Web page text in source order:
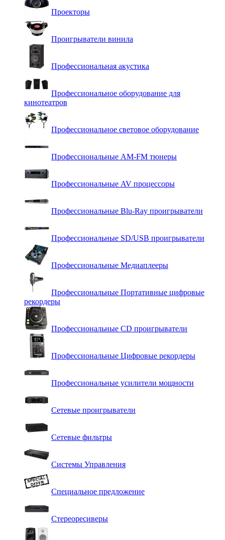
Проекторы
Проигрыватели винила
Профессиональная акустика
Профессиональное оборудование для
кинотеатров
Профессиональное световое оборудование
Профессиональные AM-FM тюнеры
Профессиональные AV процессоры
Профессиональные Blu-Ray проигрыватели
Профессиональные SD/USB проигрыватели
Профессиональные Медиаплееры
Профессиональные Портативные цифровые
рекордеры
Профессиональные СD проигрыватели
Профессиональные Цифровые рекордеры
Профессиональные усилители мощности
Сетевые проигрыватели
Сетевые фильтры
Системы Управления
Специальное предложение
Стереоресиверы